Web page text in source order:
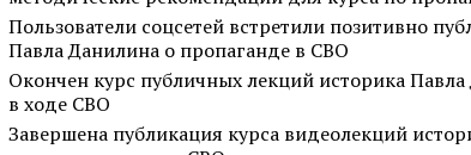
Пользователи соцсетей встретили позитивно
Павла Данилина о пропаганде в СВО
Окончен курс публичных лекций историка
в ходе СВО
Завершена публикация курса видеолекций